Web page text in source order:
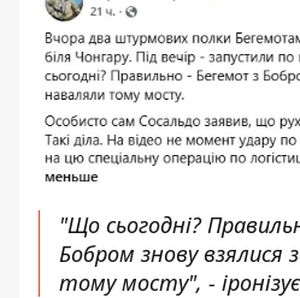
"Що сьогодні?
Бобром знову взялися
тому мосту", -